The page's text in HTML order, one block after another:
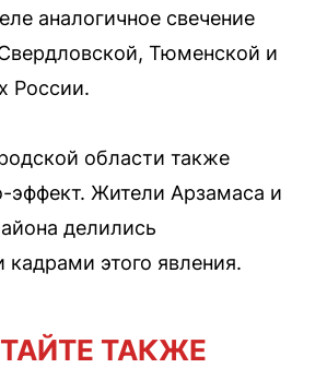
аналогичное свечение
Тюменской и
России.
области также
эффект. Жители Арзамаса и
делились
этого явления.
ТАКЖЕ